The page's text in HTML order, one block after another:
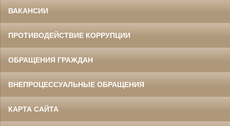
ВАКАНСИИ
ПРОТИВОДЕЙСТВИЕ КОРРУПЦИИ
ОБРАЩЕНИЯ ГРАЖДАН
ВНЕПРОЦЕССУАЛЬНЫЕ ОБРАЩЕНИЯ
КАРТА САЙТА